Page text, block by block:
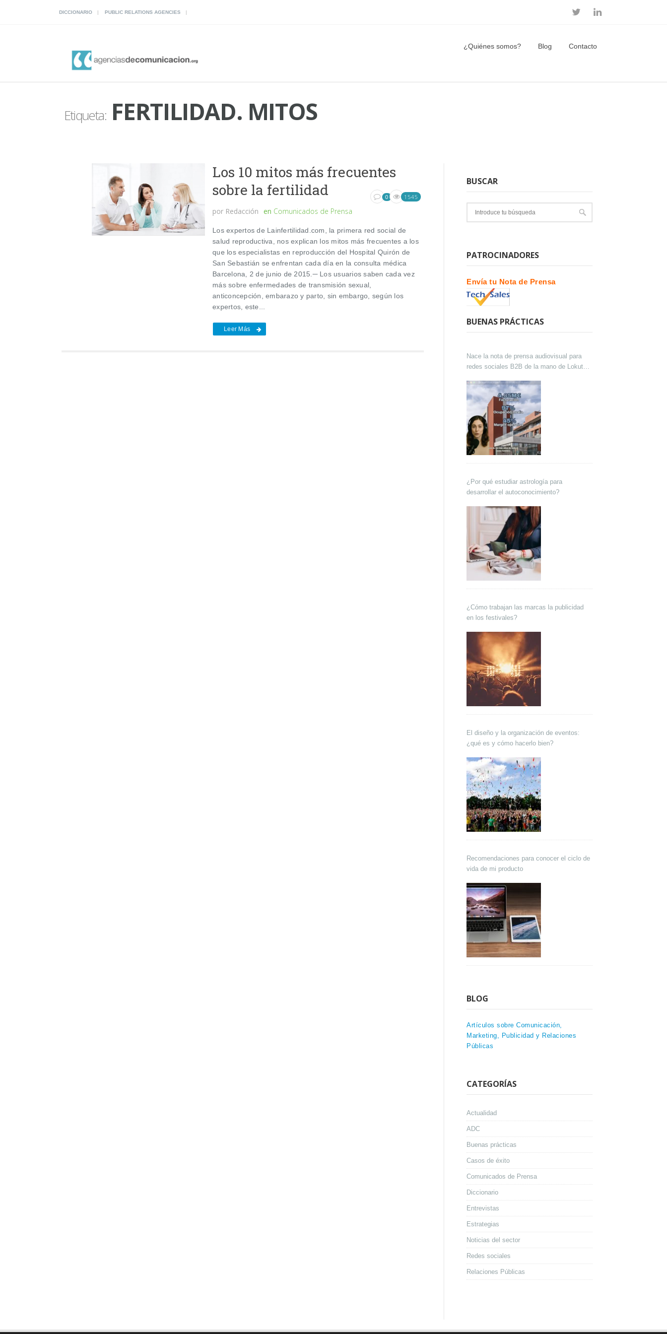
DICCIONARIO PUBLIC RELATIONS AGENCIES
¿Quiénes somos? Blog Contacto
Etiqueta:FERTILIDAD. MITOS
Los 10 mitos más frecuentes
sobre la fertilidad
por Redacción en Comunicados de Prensa
0 1545
Los expertos de Lainfertilidad.com, la primera red social de
salud reproductiva, nos explican los mitos más frecuentes a los
que los especialistas en reproducción del Hospital Quirón de
San Sebastián se enfrentan cada día en la consulta médica
Barcelona, 2 de junio de 2015.─ Los usuarios saben cada vez
más sobre enfermedades de transmisión sexual,
anticoncepción, embarazo y parto, sin embargo, según los
expertos, este...
Leer Más
BUSCAR
PATROCINADORES
Envía tu Nota de Prensa
BUENAS PRÁCTICAS
Nace la nota de prensa audiovisual para
redes sociales B2B de la mano de Lokutor
¿Por qué estudiar astrología para
desarrollar el autoconocimiento?
¿Cómo trabajan las marcas la publicidad
en los festivales?
El diseño y la organización de eventos:
¿qué es y cómo hacerlo bien?
Recomendaciones para conocer el ciclo de
vida de mi producto
BLOG
Artículos sobre Comunicación,
Marketing, Publicidad y Relaciones
Públicas
CATEGORÍAS
Actualidad
ADC
Buenas prácticas
Casos de éxito
Comunicados de Prensa
Diccionario
Entrevistas
Estrategias
Noticias del sector
Redes sociales
Relaciones Públicas